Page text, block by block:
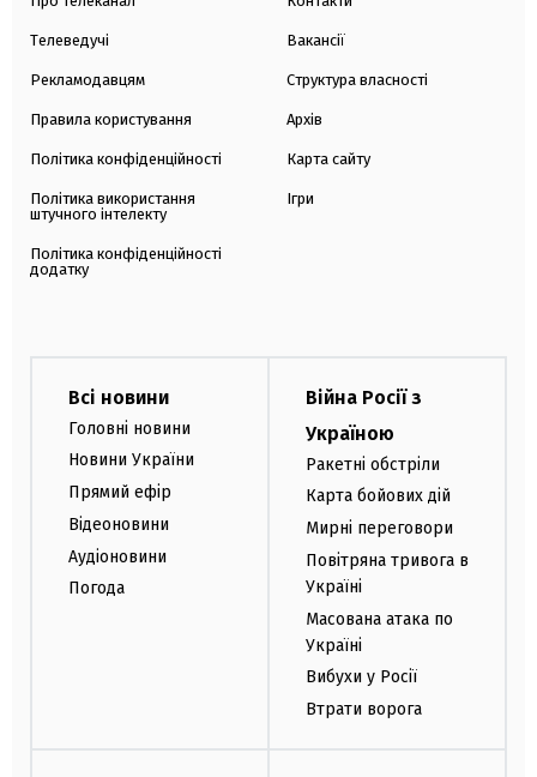
Телеведучі
Рекламодавцям
Правила користування
Політика конфіденційності
Політика використання
штучного інтелекту
Політика конфіденційності
додатку
Вакансії
Структура власності
Архів
Карта сайту
Ігри
Всі новини
Головні новини
Новини України
Прямий ефір
Відеоновини
Аудіоновини
Погода
Війна Росії з
Україною
Ракетні обстріли
Карта бойових дій
Мирні переговори
Повітряна тривога в
Україні
Масована атака по
Україні
Вибухи у Росії
Втрати ворога